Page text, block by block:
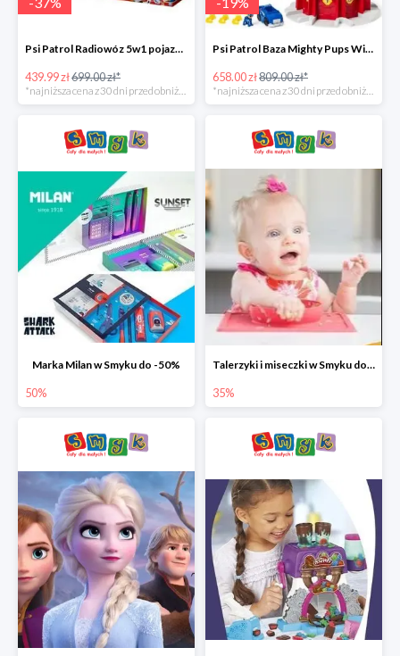
Psi Patrol Radiowóz 5w1 pojazd ratunkowy z figurką Chase'a -37%
439.99 zł699.00 zł*
Psi Patrol Baza Mighty Pups Wieża obserwacyjna+pojazd z figurką -19%
658.00 zł809.00 zł*
Marka Milan w Smyku do -50%
50%
Talerzyki i miseczki w Smyku do -35%
35%